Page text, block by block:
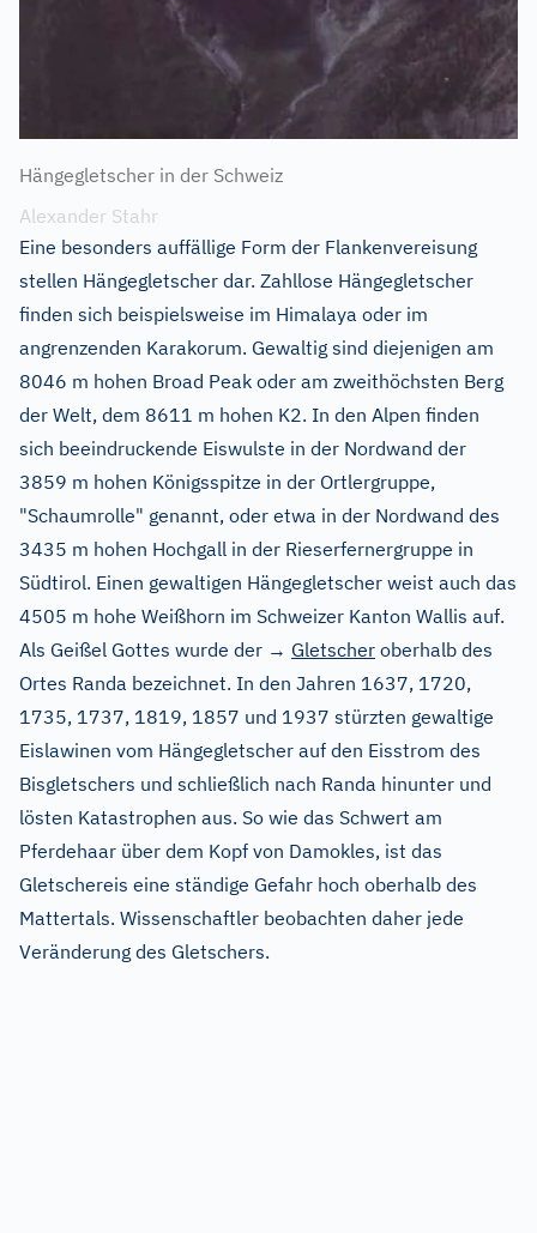
Hängegletscher in der Schweiz
Alexander Stahr
Eine besonders auffällige Form der Flankenvereisung
stellen Hängegletscher dar. Zahllose Hängegletscher
finden sich beispielsweise im Himalaya oder im
angrenzenden Karakorum. Gewaltig sind diejenigen am
8046 m hohen Broad Peak oder am zweithöchsten Berg
der Welt, dem 8611 m hohen K2. In den Alpen finden
sich beeindruckende Eiswulste in der Nordwand der
3859 m hohen Königsspitze in der Ortlergruppe,
"Schaumrolle" genannt, oder etwa in der Nordwand des
3435 m hohen Hochgall in der Rieserfernergruppe in
Südtirol. Einen gewaltigen Hängegletscher weist auch das
4505 m hohe Weißhorn im Schweizer Kanton Wallis auf.
Als Geißel Gottes wurde der → Gletscher oberhalb des
Ortes Randa bezeichnet. In den Jahren 1637, 1720,
1735, 1737, 1819, 1857 und 1937 stürzten gewaltige
Eislawinen vom Hängegletscher auf den Eisstrom des
Bisgletschers und schließlich nach Randa hinunter und
lösten Katastrophen aus. So wie das Schwert am
Pferdehaar über dem Kopf von Damokles, ist das
Gletschereis eine ständige Gefahr hoch oberhalb des
Mattertals. Wissenschaftler beobachten daher jede
Veränderung des Gletschers.